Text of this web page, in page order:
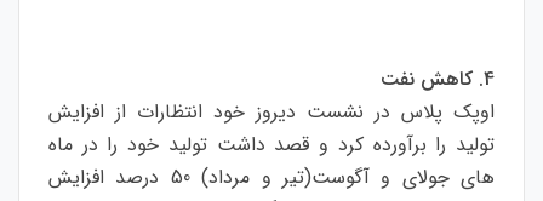
4. کاهش نفت
اوپک پلاس در نشست دیروز خود انتظارات از افزایش
تولید را برآورده کرد و قصد داشت تولید خود را در ماه
های جولای و آگوست(تیر و مرداد) 50 درصد افزایش